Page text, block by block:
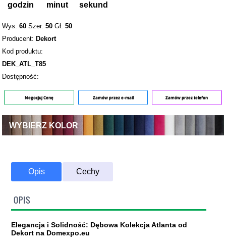
godzin minut sekund
Wys.60 Szer.50 Gł.50
Producent: Dekort
Kod produktu:
DEK_ATL_T85
Dostępność:
Negocjuj Cenę Zamów przez e-mail Zamów przez telefon
WYBIERZ KOLOR
Opis Cechy
OPIS
Elegancja i Solidność: Dębowa Kolekcja Atlanta od
Dekort na Domexpo.eu